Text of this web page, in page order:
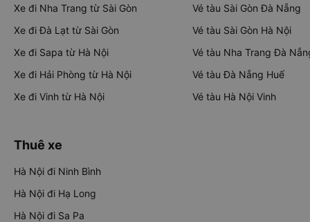
Xe đi Nha Trang từ Sài Gòn
Xe đi Đà Lạt từ Sài Gòn
Xe đi Sapa từ Hà Nội
Xe đi Hải Phòng từ Hà Nội
Xe đi Vinh từ Hà Nội
Vé tàu Sài Gòn Đà Nẵng
Vé tàu Sài Gòn Hà Nội
Vé tàu Nha Trang Đà
Vé tàu Đà Nẵng Huế
Vé tàu Hà Nội Vinh
Thuê xe
Hà Nội đi Ninh Bình
Hà Nội đi Hạ Long
Hà Nội đi Sa Pa